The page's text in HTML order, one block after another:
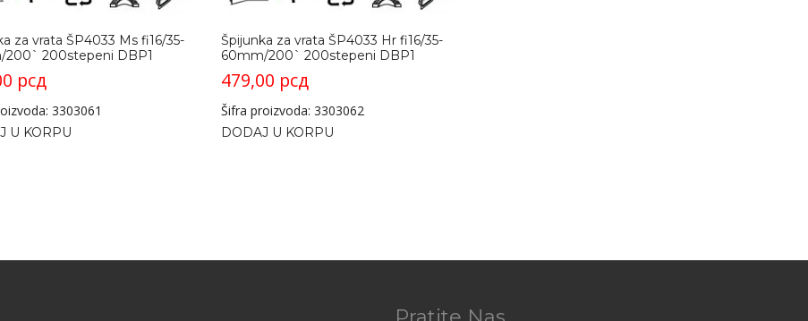
za vrata ŠP4033 Ms fi16/35-
200` 200stepeni DBP1
рсд
3303061
U KORPU
Špijunka za vrata ŠP4033 Hr fi16/35-
60mm/200` 200stepeni DBP1
479,00 рсд
Šifra proizvoda: 3303062
DODAJ U KORPU